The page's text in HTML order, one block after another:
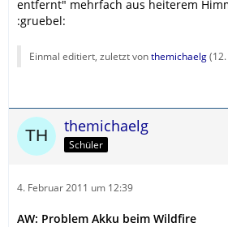
entfernt" mehrfach aus heiterem
:gruebel:
Einmal editiert, zuletzt vonthemichaelg(
themichaelg
Schüler
4. Februar 2011 um 12:39
AW: Problem Akku beim Wildfire